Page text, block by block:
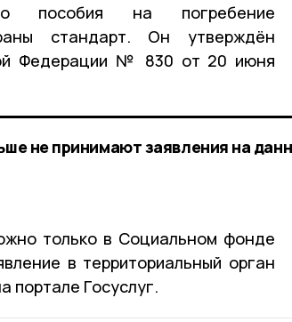
пособия на погребение
стандарт. Он утверждён
Федерации № 830 от 20 июня
не принимают заявления на
только в Социальном фонде
в территориальный орган
портале Госуслуг.